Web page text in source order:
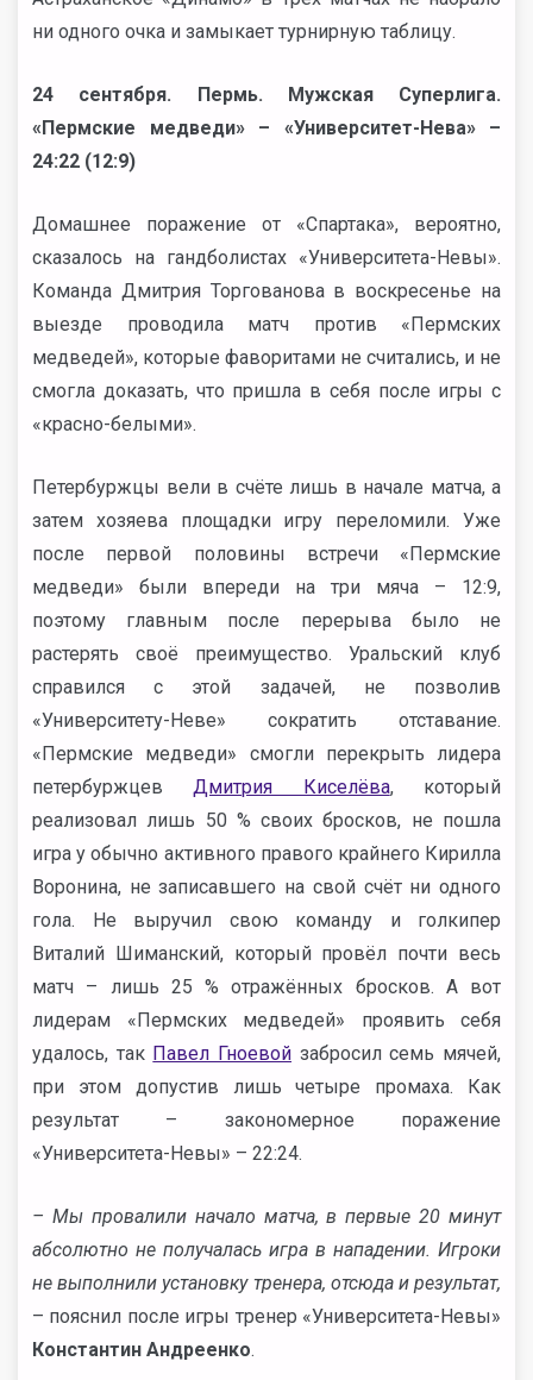
ни одного очка и замыкает турнирную таблицу.
24 сентября. Пермь. Мужская Суперлига.
«Пермские медведи» – «Университет-Нева» –
24:22 (12:9)
Домашнее поражение от «Спартака», вероятно,
сказалось на гандболистах «Университета-Невы».
Команда Дмитрия Торгованова в воскресенье на
выезде проводила матч против «Пермских
медведей», которые фаворитами не считались, и не
смогла доказать, что пришла в себя после игры с
«красно-белыми».
Петербуржцы вели в счёте лишь в начале матча, а
затем хозяева площадки игру переломили. Уже
после первой половины встречи «Пермские
медведи» были впереди на три мяча – 12:9,
поэтому главным после перерыва было не
растерять своё преимущество. Уральский клуб
справился с этой задачей, не позволив
«Университету-Неве» сократить отставание.
«Пермские медведи» смогли перекрыть лидера
петербуржцевДмитрия Киселёва, который
реализовал лишь 50 % своих бросков, не пошла
игра у обычно активного правого крайнего Кирилла
Воронина, не записавшего на свой счёт ни одного
гола. Не выручил свою команду и голкипер
Виталий Шиманский, который провёл почти весь
матч – лишь 25 % отражённых бросков. А вот
лидерам «Пермских медведей» проявить себя
удалось, так Павел Гноевой забросил семь мячей,
при этом допустив лишь четыре промаха. Как
результат – закономерное поражение
«Университета-Невы» – 22:24.
– Мы провалили начало матча, в первые 20 минут
абсолютно не получалась игра в нападении. Игроки
не выполнили установку тренера, отсюда и результат,
– пояснил после игры тренер «Университета-Невы»
Константин Андреенко.